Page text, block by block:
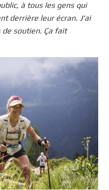
à tous les gens qui
derrière leur écran. J’ai
de soutien. Ça fait